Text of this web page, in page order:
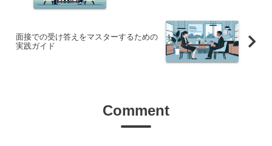
面接での受け答えをマスターするための
実践ガイド
Comment